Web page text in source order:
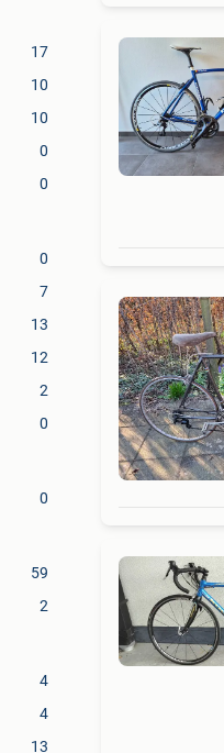
17
10
10
0
0
0
7
13
12
2
0
0
59
2
4
4
13